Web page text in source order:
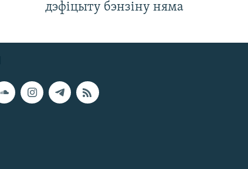
дэфіцыту бэнзіну няма